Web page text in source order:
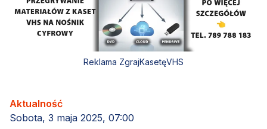
Reklama ZgrajKasetęVHS
Aktualność
Sobota, 3 maja 2025, 07:00